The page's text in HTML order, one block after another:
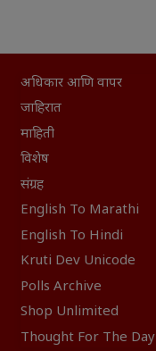
अधिकार आणि वापर
जाहिरात
माहिती
विशेष
संग्रह
English To Marathi
English To Hindi
Kruti Dev Unicode
Polls Archive
Shop Unlimited
Thought For The Day